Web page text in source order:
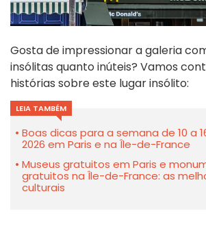
Gosta de impressionar a galeria
insólitas quanto inúteis? Vamos
histórias sobre este lugar insólito:
LEIA TAMBÉM
Boas dicas para a semana de 10 a
2026 em Paris e na Île-de-France
Museus gratuitos em Paris e
gratuitos na Île-de-France: as
culturais